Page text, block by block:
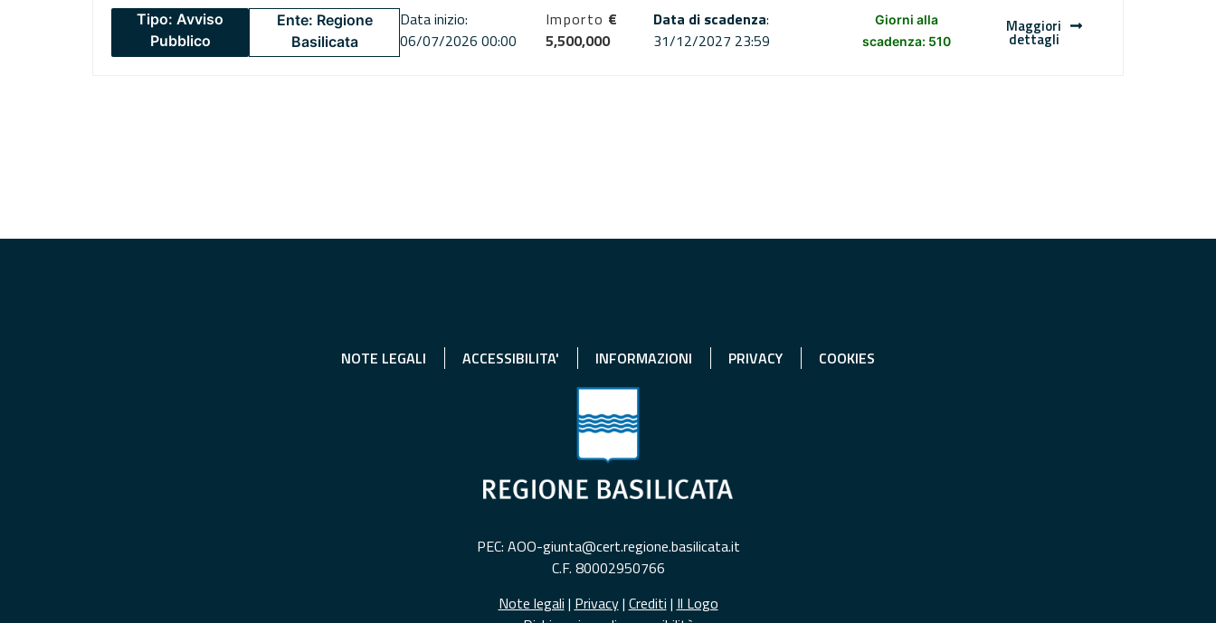
Tipo: Avviso
Pubblico
Ente: Regione
Basilicata
Data inizio:
06/07/2026 00:00
Importo €
5,500,000
Data di scadenza:
31/12/2027 23:59
Giorni alla
scadenza: 510
Maggiori
dettagli
NOTE LEGALI ACCESSIBILITA' INFORMAZIONI PRIVACY COOKIES
PEC: AOO-giunta@cert.regione.basilicata.it
C.F. 80002950766
Note legali | Privacy| Crediti | Il Logo